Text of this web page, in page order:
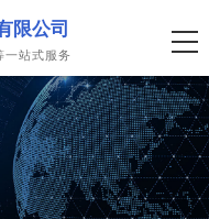
限公司
一站式服务